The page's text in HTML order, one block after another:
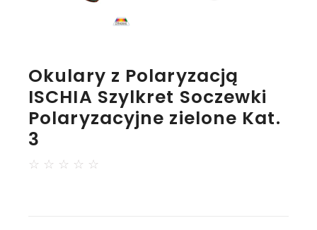
Okulary z Polaryzacją
ISCHIA Szylkret Soczewki
Polaryzacyjne zielone Kat.
3
☆ ☆ ☆ ☆ ☆